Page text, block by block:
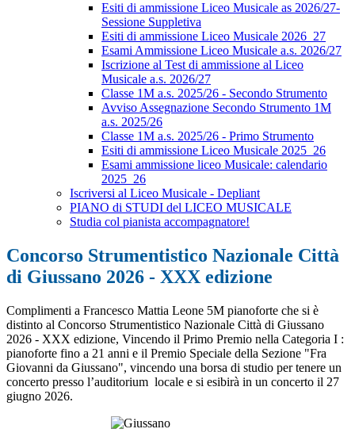
Esiti di ammissione Liceo Musicale as 2026/27-
Sessione Suppletiva
Esiti di ammissione Liceo Musicale 2026_27
Esami Ammissione Liceo Musicale a.s. 2026/27
Iscrizione al Test di ammissione al Liceo
Musicale a.s. 2026/27
Classe 1M a.s. 2025/26 - Secondo Strumento
Avviso Assegnazione Secondo Strumento 1M
a.s. 2025/26
Classe 1M a.s. 2025/26 - Primo Strumento
Esiti di ammissione Liceo Musicale 2025_26
Esami ammissione liceo Musicale: calendario
2025_26
Iscriversi al Liceo Musicale - Depliant
PIANO di STUDI del LICEO MUSICALE
Studia col pianista accompagnatore!
Concorso Strumentistico Nazionale Città
di Giussano 2026 - XXX edizione
Complimenti a Francesco Mattia Leone 5M pianoforte che si è
distinto al Concorso Strumentistico Nazionale Città di Giussano
2026 - XXX edizione, Vincendo il Primo Premio nella Categoria I :
pianoforte fino a 21 anni e il Premio Speciale della Sezione "Fra
Giovanni da Giussano", vincendo una borsa di studio per tenere un
concerto presso l’auditorium locale e si esibirà in un concerto il 27
giugno 2026.